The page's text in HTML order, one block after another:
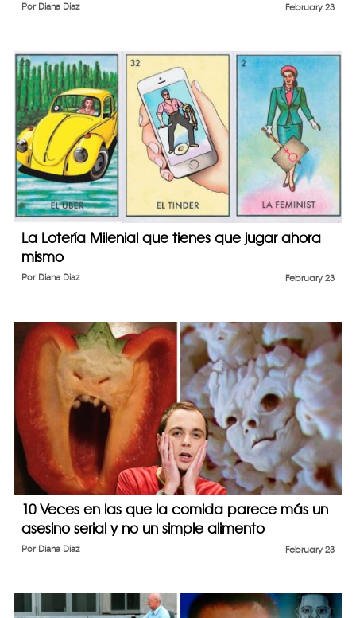
February 23
Por Diana Diaz
La Lotería Milenial que tienes que jugar ahora
mismo
February 23
Por Diana Diaz
10 Veces en las que la comida parece más un
asesino serial y no un simple alimento
February 23
Por Diana Diaz